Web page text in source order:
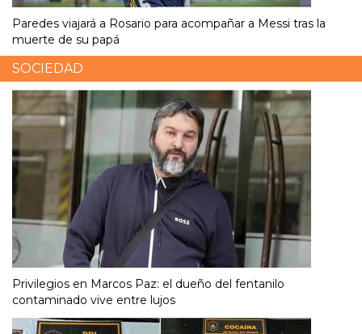
Paredes viajará a Rosario para acompañar a Messi tras la
muerte de su papá
SOCIEDAD
Privilegios en Marcos Paz: el dueño del fentanilo
contaminado vive entre lujos